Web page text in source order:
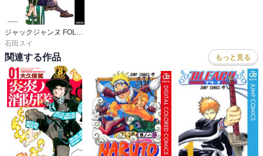
石田スイ
関連する作品 もっと見る